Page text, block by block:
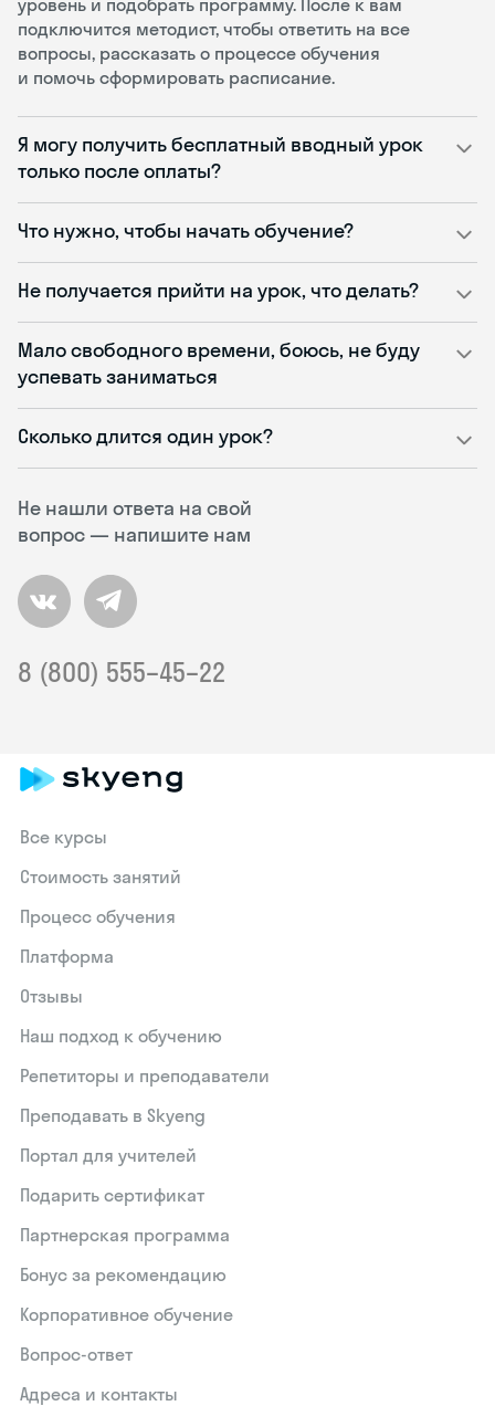
Не нашли ответа на свой
вопрос — напишите нам
8 (800) 555–45–22
уровень и подобрать программу. После к вам
подключится методист, чтобы ответить на все
вопросы, рассказать о процессе обучения
и помочь сформировать расписание.
Я могу получить бесплатный вводный урок
только после оплаты?
Что нужно, чтобы начать обучение?
Не получается прийти на урок, что делать?
Мало свободного времени, боюсь, не буду
успевать заниматься
Сколько длится один урок?
Все курсы
Стоимость занятий
Процесс обучения
Платформа
Отзывы
Наш подход к обучению
Репетиторы и преподаватели
Преподавать в Skyeng
Портал для учителей
Подарить сертификат
Партнерская программа
Бонус за рекомендацию
Корпоративное обучение
Вопрос-ответ
Адреса и контакты